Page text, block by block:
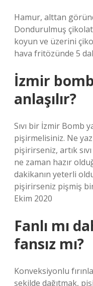
Hamur, alttan
Dondurulmuş
koyun ve üzerini
hava fritözünde 5
İzmir
anlaşılır?
Sıvı bir İzmir Bomb
pişirmelisiniz. Ne
pişirirseniz, artık
ne zaman hazır
dakikanın yeterli
pişirirseniz pişmiş
Ekim 2020
Fanlı mı
fansız mı?
Konveksiyonlu
şekilde dağıtmak,